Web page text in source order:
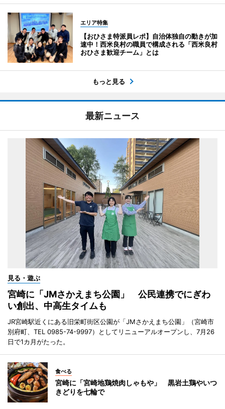
エリア特集
【おひさま特派員レポ】自治体独自の動きが加
速中！西米良村の職員で構成される「西米良村
おひさま歓迎チーム」とは
もっと見る
最新ニュース
見る・遊ぶ
宮崎に「JMさかえまち公園」 公民連携でにぎわ
い創出、中高生タイムも
JR宮崎駅近くにある旧栄町街区公園が「JMさかえまち公園」（宮崎市
別府町、TEL 0985-74-9997）としてリニューアルオープンし、7月26
日で1カ月がたった。
食べる
宮崎に「宮崎地鶏焼肉しゃもや」 黒岩土鶏やいつ
きどりを七輪で